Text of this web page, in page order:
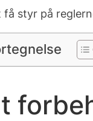
få styr på